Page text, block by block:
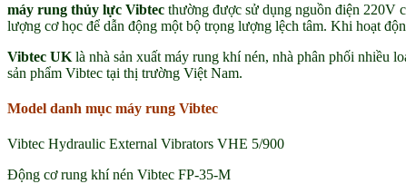
máy rung thủy lực Vibtec thường được sử dụng nguồn điện 220V
lượng cơ học để dẫn động một bộ trọng lượng lệch tâm. Khi hoạt
Vibtec UK là nhà sản xuất máy rung khí nén, nhà phân phối nhiều
sản phẩm Vibtec tại thị trường Việt Nam.
Model danh mục máy rung Vibtec
Vibtec Hydraulic External Vibrators VHE 5/900
Động cơ rung khí nén Vibtec FP-35-M